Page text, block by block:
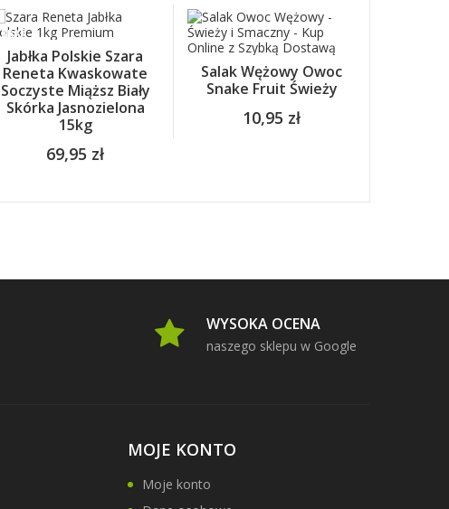
Jabłka Polskie Szara
Reneta Kwaskowate
Soczyste Miąższ Biały
Skórka Jasnozielona
15kg
69,95 zł
BRAK
Salak Wężowy Owoc
Snake Fruit Świeży
10,95 zł
WYSOKA OCENA
naszego sklepu w Google
MOJE KONTO
Moje konto